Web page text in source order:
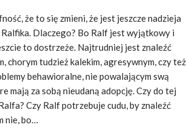
że to się zmieni, że jest jeszcze nadzieja
Ralfika. Dlaczego? Bo Ralf jest wyjątkowy i
to dostrzeże. Najtrudniej jest znaleźć
chorym tudzież kalekim, agresywnym, czy też
behawioralne, nie powalającym swą
mają za sobą nieudaną adopcję. Czy do tej
Czy Ralf potrzebuje cudu, by znaleźć
nie, bo…